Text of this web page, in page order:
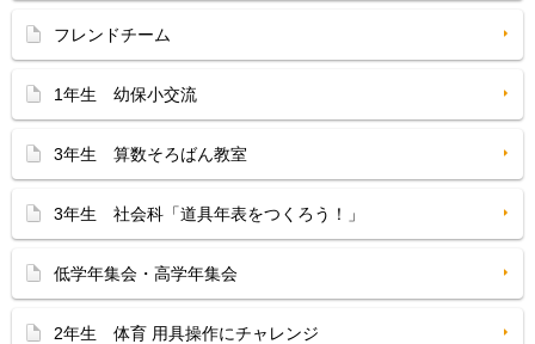
フレンドチーム
1年生 幼保小交流
3年生 算数そろばん教室
3年生 社会科「道具年表をつくろう！」
低学年集会・高学年集会
2年生 体育 用具操作にチャレンジ